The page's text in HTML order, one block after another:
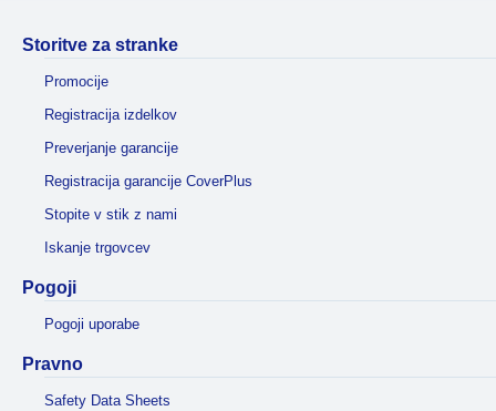
Storitve za stranke
Promocije
Registracija izdelkov
Preverjanje garancije
Registracija garancije CoverPlus
Stopite v stik z nami
Iskanje trgovcev
Pogoji
Pogoji uporabe
Pravno
Safety Data Sheets